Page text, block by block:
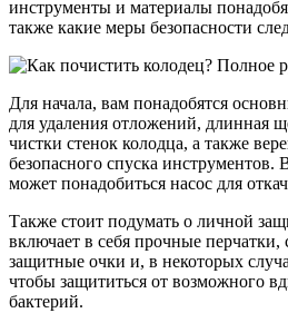
инструменты и материалы
также какие меры безопасности
Для начала, вам понадобятся
для удаления отложений, длинная
чистки стенок колодца, а также
безопасного спуска инструментов.
может понадобиться насос для
Также стоит подумать о личной
включает в себя прочные перчатки,
защитные очки и, в некоторых
чтобы защититься от возможного
бактерий.